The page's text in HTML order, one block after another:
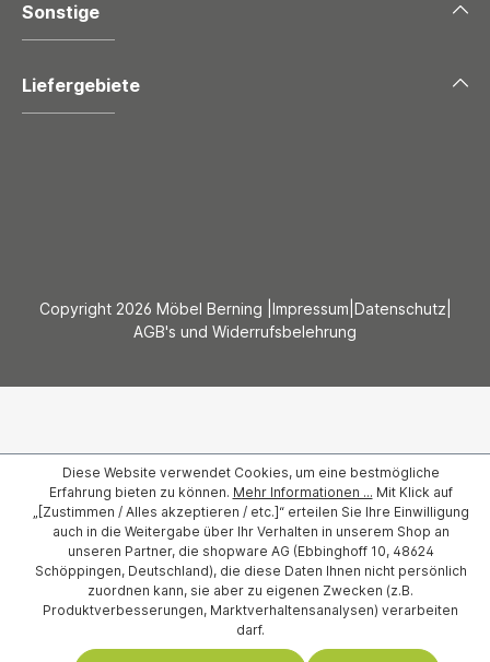
Sonstige
Liefergebiete
Copyright 2026 Möbel Berning | Impressum Datenschutz
AGB's und Widerrufsbelehrung
Diese Website verwendet Cookies, um eine bestmögliche
Erfahrung bieten zu können. Mehr Informationen ... Mit Klick auf
„[Zustimmen / Alles akzeptieren / etc.]“ erteilen Sie Ihre Einwilligung
auch in die Weitergabe über Ihr Verhalten in unserem Shop an
unseren Partner, die shopware AG (Ebbinghoff 10, 48624
Schöppingen, Deutschland), die diese Daten Ihnen nicht persönlich
zuordnen kann, sie aber zu eigenen Zwecken (z.B.
Produktverbesserungen, Marktverhaltensanalysen) verarbeiten
darf.